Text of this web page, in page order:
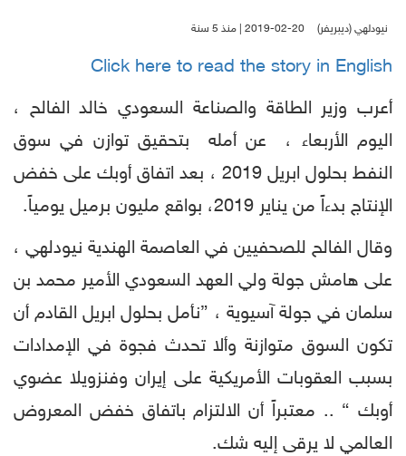
نيودلهي (ديبريفر) 2019-02-20 | منذ 5 سنة
Click here to read the story in English
أعرب وزير الطاقة والصناعة السعودي خالد الفالح ،
اليوم الأربعاء ، عن أمله بتحقيق توازن في سوق
النفط بحلول ابريل 2019 ، بعد اتفاق أوبك على خفض
الإنتاج بدءاً من يناير 2019، بواقع مليون برميل يومياً.
وقال الفالح للصحفيين في العاصمة الهندية نيودلهي ،
على هامش جولة ولي العهد السعودي الأمير محمد بن
سلمان في جولة آسيوية ، ”نأمل بحلول ابريل القادم أن
تكون السوق متوازنة وألا تحدث فجوة في الإمدادات
بسبب العقوبات الأمريكية على إيران وفنزويلا عضوي
أوبك “ .. معتبراً أن الالتزام باتفاق خفض المعروض
العالمي لا يرقى إليه شك.